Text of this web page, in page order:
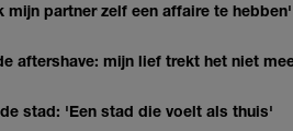
mijn partner zelf een affaire te hebben'
aftershave: mijn lief trekt het niet
stad: 'Een stad die voelt als thuis'